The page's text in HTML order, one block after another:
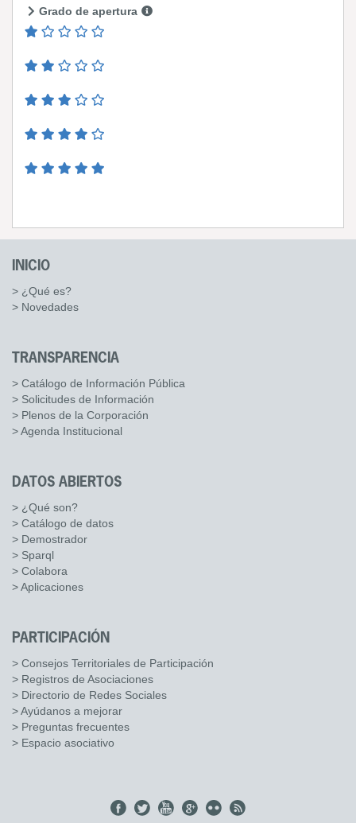
Grado de apertura
INICIO
> ¿Qué es?
> Novedades
TRANSPARENCIA
> Catálogo de Información Pública
> Solicitudes de Información
> Plenos de la Corporación
> Agenda Institucional
DATOS ABIERTOS
> ¿Qué son?
> Catálogo de datos
> Demostrador
> Sparql
> Colabora
> Aplicaciones
PARTICIPACIÓN
> Consejos Territoriales de Participación
> Registros de Asociaciones
> Directorio de Redes Sociales
> Ayúdanos a mejorar
> Preguntas frecuentes
> Espacio asociativo